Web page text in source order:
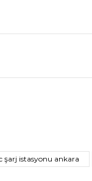
şarj istasyonu ankara